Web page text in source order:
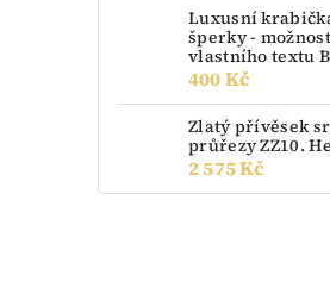
Luxusní
šperky - možnost
vlastního textu
400 Kč
Zlatý přívěsek
průřezy ZZ10.
2 575 Kč